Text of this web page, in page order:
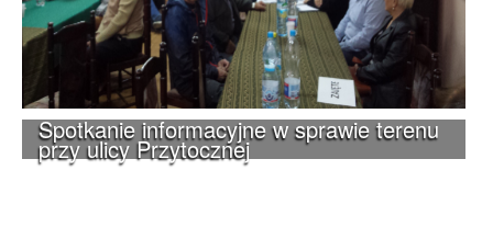
Spotkanie informacyjne w sprawie terenu
przy ulicy Przytocznej